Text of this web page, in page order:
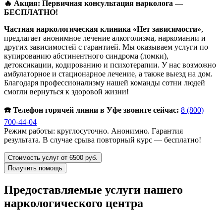
🔥 Акция: Первичная консультация нарколога —
БЕСПЛАТНО!
Частная наркологическая клиника «Нет зависимости»,
предлагает анонимное лечение алкоголизма, наркомании и
других зависимостей с гарантией. Мы оказываем услуги по
купированию абстинентного синдрома (ломки),
детоксикации, кодированию и психотерапии. У нас возможно
амбулаторное и стационарное лечение, а также выезд на дом.
Благодаря профессионализму нашей команды сотни людей
смогли вернуться к здоровой жизни!
☎️ Телефон горячей линии в Уфе звоните сейчас: 8 (800)
700-44-04
Режим работы: круглосуточно. Анонимно. Гарантия
результата. В случае срыва повторный курс — бесплатно!
Стоимость услуг от 6500 руб.
Получить помощь
Предоставляемые услуги нашего
наркологического центра